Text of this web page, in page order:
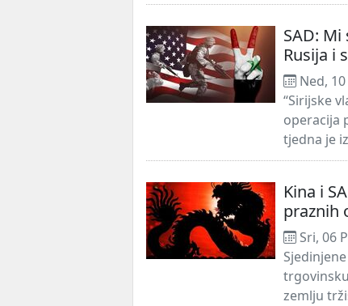
SAD:
Rusija i
Ned,
“Sirijske
operacija
tjedna je
Kina i
praznih
Sri, 06
zemlju